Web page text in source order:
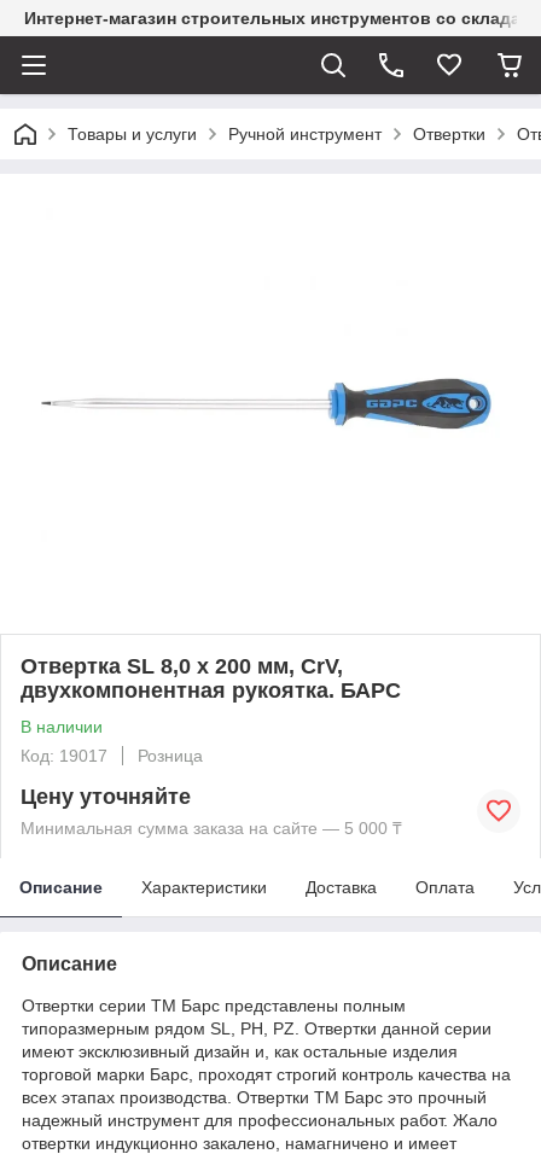
Интернет-магазин строительных инструментов со склада
Товары и услуги Ручной инструмент Отвертки
Отвертка SL 8,0 х 200 мм, CrV,
двухкомпонентная рукоятка. БАРС
В наличии
Код: 19017
Розница
Цену уточняйте
Минимальная сумма заказа на сайте — 5 000 ₸
Описание Характеристики Доставка Оплата
Описание
Отвертки серии ТМ Барс представлены полным
типоразмерным рядом SL, PH, PZ. Отвертки данной серии
имеют эксклюзивный дизайн и, как остальные изделия
торговой марки Барс, проходят строгий контроль качества на
всех этапах производства. Отвертки ТМ Барс это прочный
надежный инструмент для профессиональных работ. Жало
отвертки индукционно закалено, намагничено и имеет